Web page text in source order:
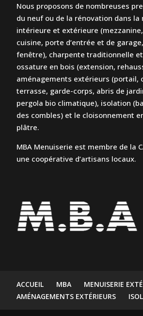
Nous proposons de nombreuses
du neuf ou de la rénovation dans la
intérieure et extérieure
cuisine, porte d’entrée et de
fenêtre), charpente traditionnelle
ossature en bois (extension,
aménagements extérieurs (portail,
terrasse, garde-corps, abris de
pergola bio climatique), isolation
des combles) et le cloisonnement
plâtre.
MBA Menuiserie est membre de la
une coopérative d’artisans locaux.
ACCUEIL MBA MENUISERIE
AMÉNAGEMENTS EXTÉRIEURS